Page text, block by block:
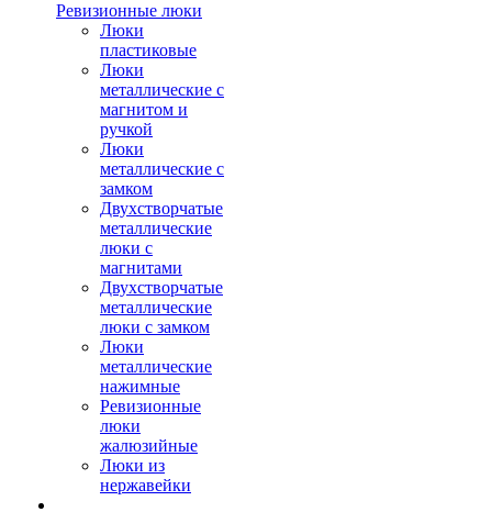
Ревизионные люки
Люки
пластиковые
Люки
металлические с
магнитом и
ручкой
Люки
металлические с
замком
Двухстворчатые
металлические
люки с
магнитами
Двухстворчатые
металлические
люки с замком
Люки
металлические
нажимные
Ревизионные
люки
жалюзийные
Люки из
нержавейки